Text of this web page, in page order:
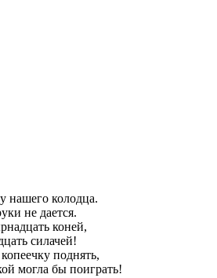
нашего колодца.
не дается.
коней,
силачей!
поднять,
могла бы поиграть!